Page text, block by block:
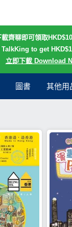
載齊聊即可領取
to get
立即下載 Download
圖書 其他用